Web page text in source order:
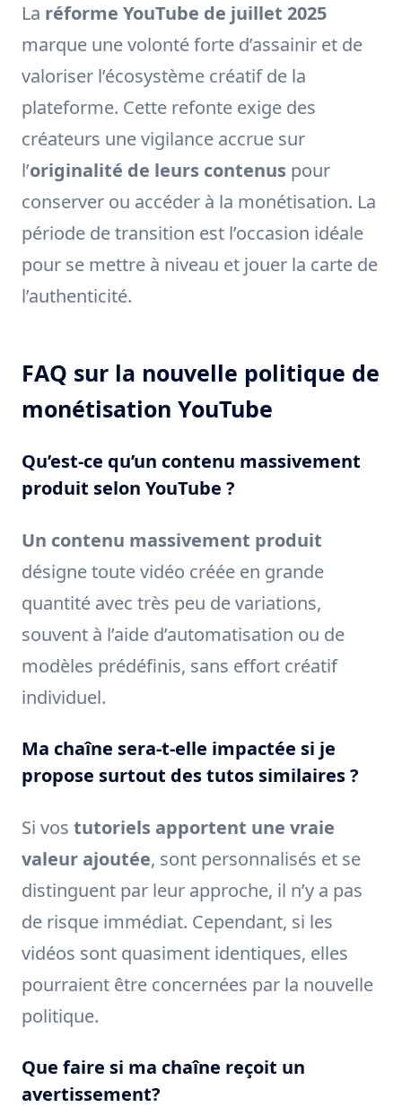
La réforme YouTube de juillet 2025
marque une volonté forte d’assainir et de
valoriser l’écosystème créatif de la
plateforme. Cette refonte exige des
créateurs une vigilance accrue sur
l’originalité de leurs contenus pour
conserver ou accéder à la monétisation. La
période de transition est l’occasion idéale
pour se mettre à niveau et jouer la carte de
l’authenticité.
FAQ sur la nouvelle politique de
monétisation YouTube
Qu’est-ce qu’un contenu massivement
produit selon YouTube ?
Un contenu massivement produit
désigne toute vidéo créée en grande
quantité avec très peu de variations,
souvent à l’aide d’automatisation ou de
modèles prédéfinis, sans effort créatif
individuel.
Ma chaîne sera-t-elle impactée si je
propose surtout des tutos similaires ?
Si vos tutoriels apportent une vraie
valeur ajoutée, sont personnalisés et se
distinguent par leur approche, il n’y a pas
de risque immédiat. Cependant, si les
vidéos sont quasiment identiques, elles
pourraient être concernées par la nouvelle
politique.
Que faire si ma chaîne reçoit un
avertissement?